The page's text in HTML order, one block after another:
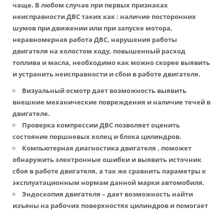
чаще. В любом случае при первых признаках
неисправности ДВС таких как : наличие посторонних
шумов при движении или при запуске мотора,
неравномерная работа ДВС, нарушения работы
двигателя на холостом ходу, повышенный расход
топлива и масла, необходимо как можно скорее выявить
и устранить неисправности и сбои в работе двигателя.
Визуальный осмотр дает возможность выявить
внешние механические повреждения и наличие течей в
двигателе.
Проверка компрессии ДВС позволяет оценить
состояние поршневых колец и блока цилиндров.
Компьютерная диагностика двигателя , поможет
обнаружить электронные ошибки и выявить источник
сбоя в работе двигателя, а так же сравнить параметры к
эксплуатационным нормам данной марки автомобиля.
Эндоскопия двигателя – дает возможность найти
изъяны на рабочих поверхностях цилиндров и помогает